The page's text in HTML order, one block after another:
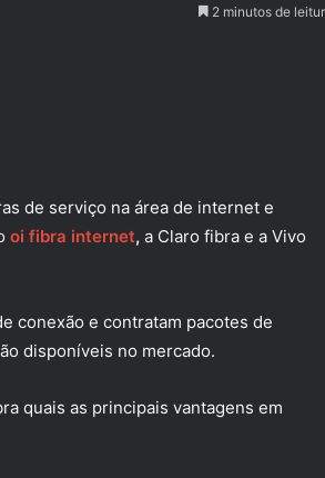
2 minutos de
de serviço na área de internet e
oi fibra internet, a Claro fibra e a Vivo
conexão e contratam pacotes de
disponíveis no mercado.
quais as principais vantagens em